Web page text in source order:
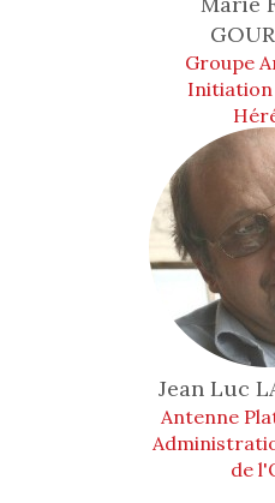
Groupe
Initiation
Jean Luc
Antenne
de